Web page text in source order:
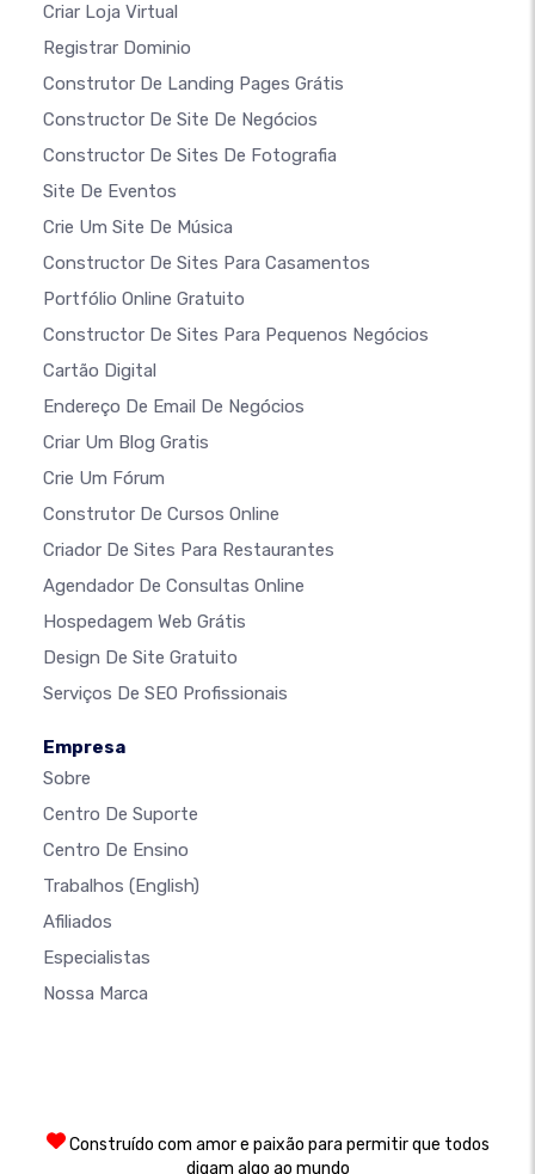
Criar Loja Virtual
Registrar Dominio
Construtor De Landing Pages Grátis
Constructor De Site De Negócios
Constructor De Sites De Fotografia
Site De Eventos
Crie Um Site De Música
Constructor De Sites Para Casamentos
Portfólio Online Gratuito
Constructor De Sites Para Pequenos Negócios
Cartão Digital
Endereço De Email De Negócios
Criar Um Blog Gratis
Crie Um Fórum
Construtor De Cursos Online
Criador De Sites Para Restaurantes
Agendador De Consultas Online
Hospedagem Web Grátis
Design De Site Gratuito
Serviços De SEO Profissionais
Empresa
Sobre
Centro De Suporte
Centro De Ensino
Trabalhos (English)
Afiliados
Especialistas
Nossa Marca
Construído com amor e paixão para permitir que todos
digam algo ao mundo